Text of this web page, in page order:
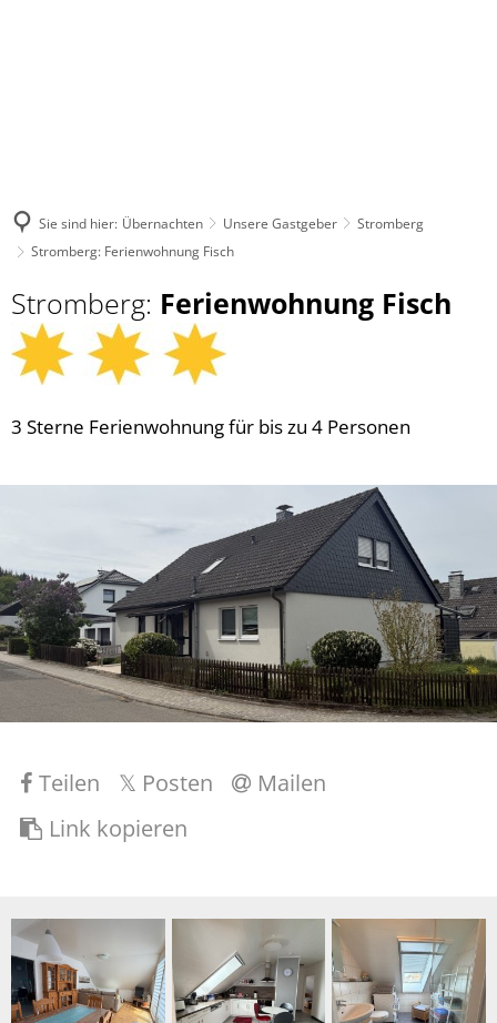
Sie sind hier: Übernachten Unsere Gastgeber
Stromberg
Stromberg: Ferienwohnung Fisch
Stromberg: Ferienwohnung Fisch
3 Sterne Ferienwohnung für bis zu 4 Personen
Teilen Posten
Mailen
Link kopieren